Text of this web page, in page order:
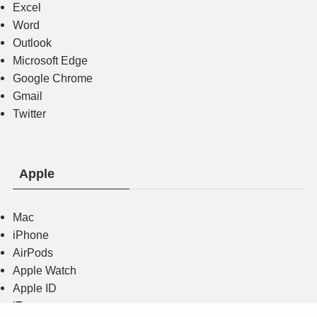
Excel
Word
Outlook
Microsoft Edge
Google Chrome
Gmail
Twitter
Apple
Mac
iPhone
AirPods
Apple Watch
Apple ID
iTunes